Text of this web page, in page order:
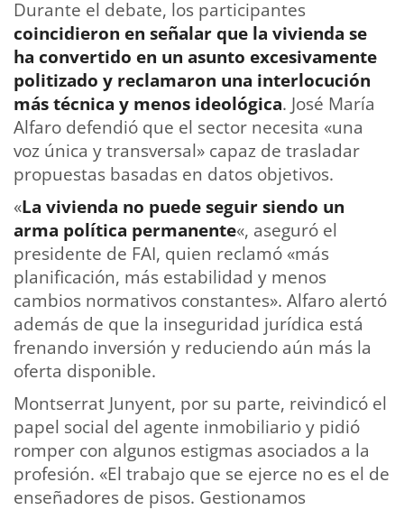
Durante el debate, los participantes
coincidieron en señalar que la vivienda se
ha convertido en un asunto excesivamente
politizado y reclamaron una interlocución
más técnica y menos ideológica. José María
Alfaro defendió que el sector necesita «una
voz única y transversal» capaz de trasladar
propuestas basadas en datos objetivos.
«La vivienda no puede seguir siendo un
arma política permanente«, aseguró el
presidente de FAI, quien reclamó «más
planificación, más estabilidad y menos
cambios normativos constantes». Alfaro alertó
además de que la inseguridad jurídica está
frenando inversión y reduciendo aún más la
oferta disponible.
Montserrat Junyent, por su parte, reivindicó el
papel social del agente inmobiliario y pidió
romper con algunos estigmas asociados a la
profesión. «El trabajo que se ejerce no es el de
enseñadores de pisos. Gestionamos